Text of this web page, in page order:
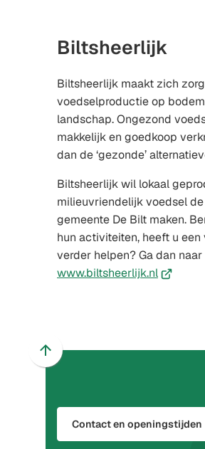
Biltsheerlijk
Biltsheerlijk maakt zich
voedselproductie op
landschap. Ongezond
makkelijk en goedkoop
dan de ‘gezonde’
Biltsheerlijk wil lokaal
milieuvriendelijk voedsel
gemeente De Bilt maken.
hun activiteiten, heeft u
verder helpen? Ga dan
www.biltsheerlijk.nl(Verwijst
Scroll
naar
Contact en openingstijden